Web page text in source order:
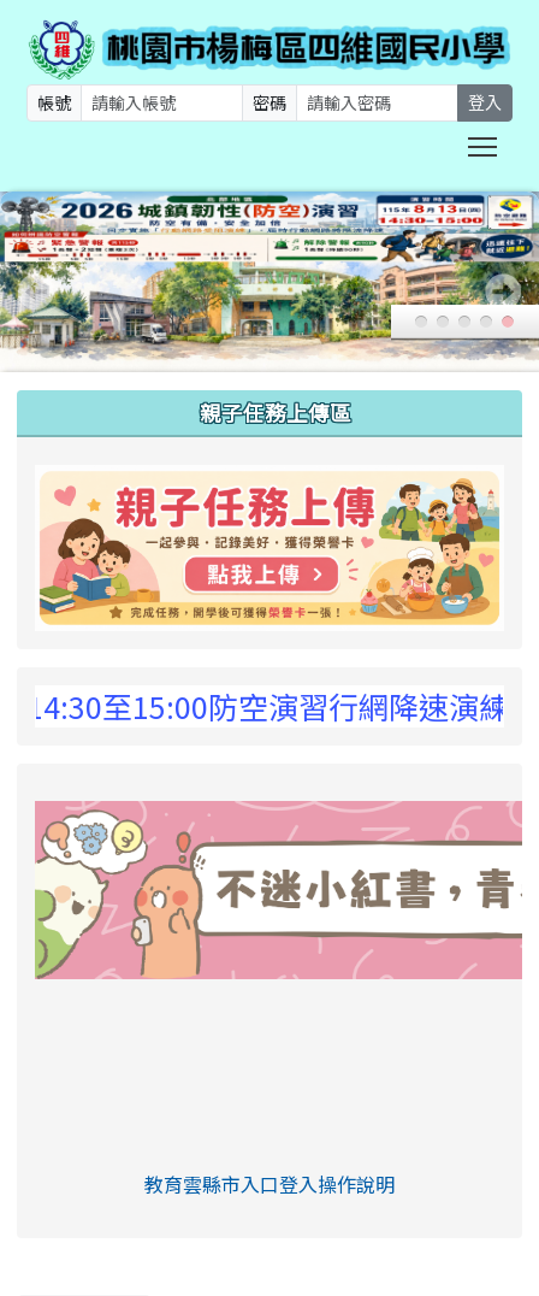
帳號 密碼 登入
親子任務上傳區
15:00防空演習行網降速演練，請預為
link to https://eliteracy.edu.tw/Shorts/
教育雲縣市入口登入操作說明